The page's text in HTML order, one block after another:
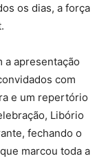
os dias, a força
a apresentação
com
e um repertório
Libório
fechando o
marcou toda a